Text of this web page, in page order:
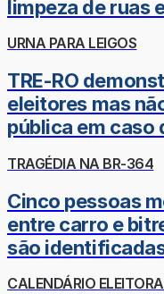
limpeza de ruas
URNA PARA LEIGOS
TRE-RO
eleitores mas
pública em caso
TRAGÉDIA NA BR-364
Cinco pessoas
entre carro e
são
CALENDÁRIO